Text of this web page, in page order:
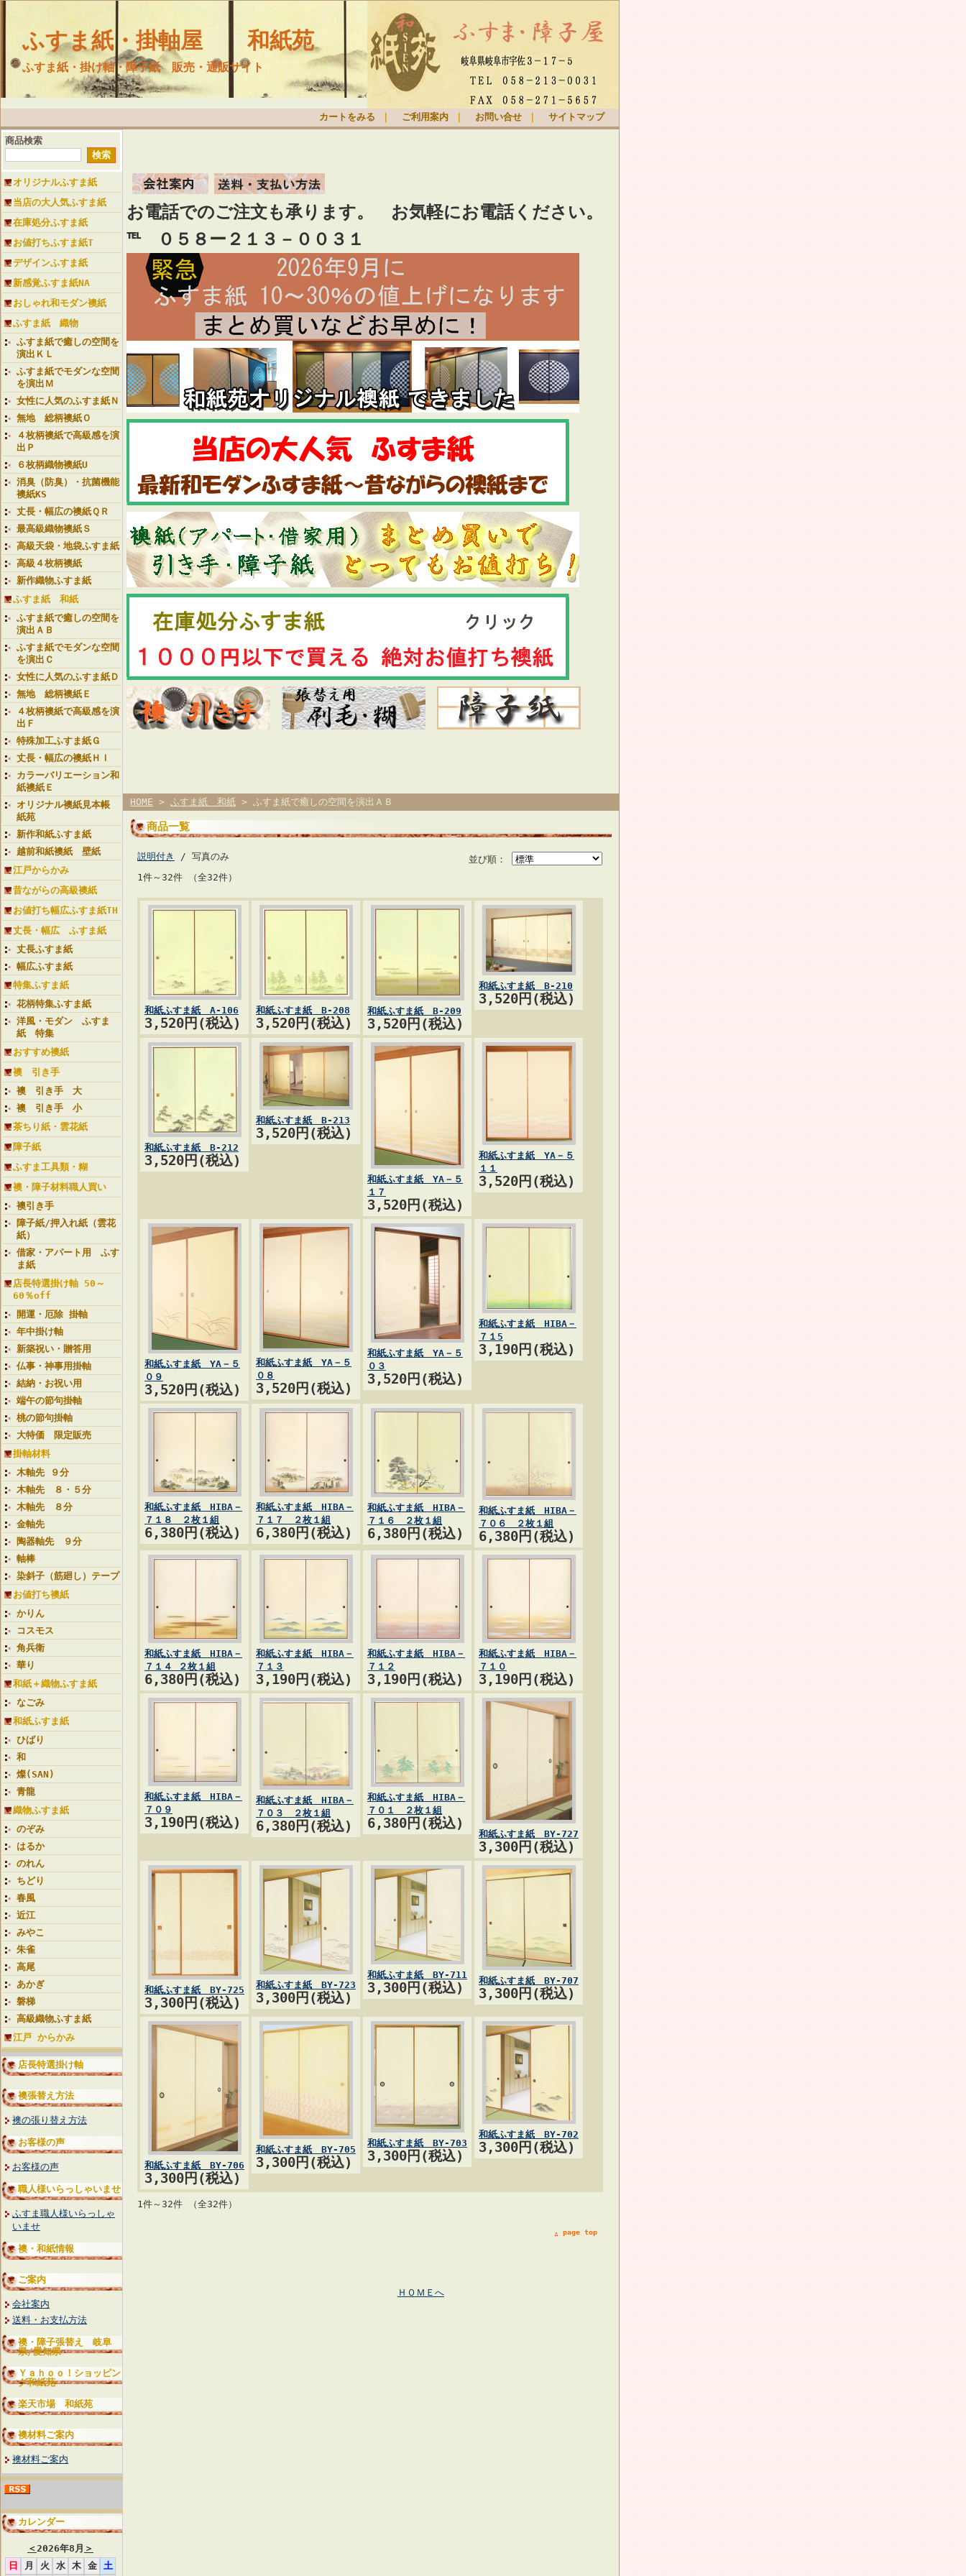
ふすま紙・掛軸屋 和紙苑
ふすま紙・掛け軸・障子紙 販売・通販サイト
カートをみる ご利用案内 お問い合せ サイトマップ
商品検索
オリジナルふすま紙
当店の大人気ふすま紙
在庫処分ふすま紙
お値打ちふすま紙T
デザインふすま紙
新感覚ふすま紙NA
おしゃれ和モダン襖紙
ふすま紙 織物
ふすま紙で癒しの空間を
演出ＫＬ
ふすま紙でモダンな空間
を演出Ｍ
女性に人気のふすま紙Ｎ
無地 総柄襖紙Ｏ
４枚柄襖紙で高級感を演
出Ｐ
６枚柄織物襖紙U
消臭（防臭）・抗菌機能
襖紙KS
丈長・幅広の襖紙ＱＲ
最高級織物襖紙Ｓ
高級天袋・地袋ふすま紙
高級４枚柄襖紙
新作織物ふすま紙
ふすま紙 和紙
ふすま紙で癒しの空間を
演出ＡＢ
ふすま紙でモダンな空間
を演出Ｃ
女性に人気のふすま紙Ｄ
無地 総柄襖紙Ｅ
４枚柄襖紙で高級感を演
出Ｆ
特殊加工ふすま紙Ｇ
丈長・幅広の襖紙ＨＩ
カラーバリエーション和
紙襖紙Ｅ
オリジナル襖紙見本帳
紙苑
新作和紙ふすま紙
越前和紙襖紙 壁紙
江戸からかみ
昔ながらの高級襖紙
お値打ち幅広ふすま紙TH
丈長・幅広 ふすま紙
丈長ふすま紙
幅広ふすま紙
特集ふすま紙
花柄特集ふすま紙
洋風・モダン ふすま
紙 特集
おすすめ襖紙
襖 引き手
襖 引き手 大
襖 引き手 小
茶ちり紙・雲花紙
障子紙
ふすま工具類・糊
襖・障子材料職人買い
襖引き手
障子紙/押入れ紙（雲花
紙）
借家・アパート用 ふす
ま紙
店長特選掛け軸 50～
60％off
開運・厄除 掛軸
年中掛け軸
新築祝い・贈答用
仏事・神事用掛軸
結納・お祝い用
端午の節句掛軸
桃の節句掛軸
大特価 限定販売
掛軸材料
木軸先 ９分
木軸先 ８・５分
木軸先 ８分
金軸先
陶器軸先 ９分
軸棒
染斜子（筋廻し）テープ
お値打ち襖紙
かりん
コスモス
角兵衛
華り
和紙＋織物ふすま紙
なごみ
和紙ふすま紙
ひばり
和
燦(SAN)
青龍
織物ふすま紙
のぞみ
はるか
のれん
ちどり
春風
近江
みやこ
朱雀
高尾
あかぎ
磐梯
高級織物ふすま紙
江戸 からかみ
店長特選掛け軸
襖張替え方法
襖の張り替え方法
お客様の声
お客様の声
職人様いらっしゃいませ
ふすま職人様いらっしゃ
いませ
襖・和紙情報
ご案内
会社案内
送料・お支払方法
襖・障子張替え 岐阜
県/愛知県
Ｙａｈｏｏ！ショッピン
グ和紙苑
楽天市場 和紙苑
襖材料ご案内
襖材料ご案内
カレンダー
＜2026年8月 ＞
日
月 火 水 木 金 土
お電話でのご注文も承ります。 お気軽にお電話ください。
℡ ０５８ー２１３－００３１
HOME > ふすま紙 和紙 > ふすま紙で癒しの空間を演出ＡＢ
商品一覧
並び順：
説明付き
/ 写真のみ
1件～32件 （全32件）
和紙ふすま紙 A-106
3,520円(税込)
和紙ふすま紙 B-208
3,520円(税込)
和紙ふすま紙 B-209
3,520円(税込)
和紙ふすま紙 B-210
3,520円(税込)
和紙ふすま紙 B-212
3,520円(税込)
和紙ふすま紙 B-213
3,520円(税込)
和紙ふすま紙 YA－５
１７
3,520円(税込)
和紙ふすま紙 YA－５
１１
3,520円(税込)
和紙ふすま紙 YA－５
０９
3,520円(税込)
和紙ふすま紙 YA－５
０８
3,520円(税込)
和紙ふすま紙 YA－５
０３
3,520円(税込)
和紙ふすま紙 HIBA－
７１5
3,190円(税込)
和紙ふすま紙 HIBA－
７１８ ２枚１組
6,380円(税込)
和紙ふすま紙 HIBA－
７１７ ２枚１組
6,380円(税込)
和紙ふすま紙 HIBA－
７１６ ２枚１組
6,380円(税込)
和紙ふすま紙 HIBA－
７０６ ２枚１組
6,380円(税込)
和紙ふすま紙 HIBA－
７１４ ２枚１組
6,380円(税込)
和紙ふすま紙 HIBA－
７１３
3,190円(税込)
和紙ふすま紙 HIBA－
７１２
3,190円(税込)
和紙ふすま紙 HIBA－
７１０
3,190円(税込)
和紙ふすま紙 HIBA－
７０９
3,190円(税込)
和紙ふすま紙 HIBA－
７０３ ２枚１組
6,380円(税込)
和紙ふすま紙 HIBA－
７０１ ２枚１組
6,380円(税込)
和紙ふすま紙 BY-727
3,300円(税込)
和紙ふすま紙 BY-725
3,300円(税込)
和紙ふすま紙 BY-723
3,300円(税込)
和紙ふすま紙 BY-711
3,300円(税込) 和紙ふすま紙 BY-707
3,300円(税込)
和紙ふすま紙 BY-706
3,300円(税込)
和紙ふすま紙 BY-705
3,300円(税込)
和紙ふすま紙 BY-703
3,300円(税込)
和紙ふすま紙 BY-702
3,300円(税込)
1件～32件 （全32件）
page top
ＨＯＭＥへ